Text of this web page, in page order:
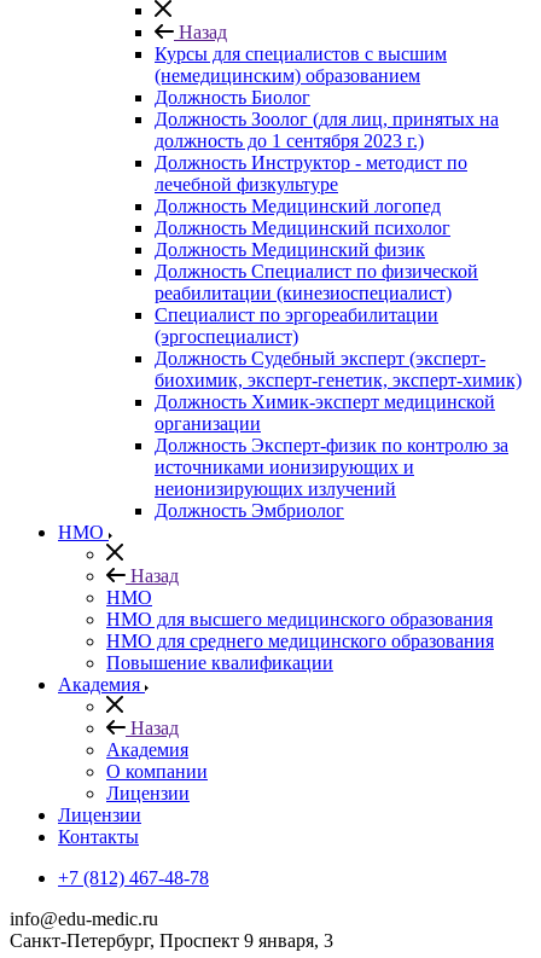
Назад
Курсы для специалистов с высшим
(немедицинским) образованием
Должность Биолог
Должность Зоолог (для лиц, принятых на
должность до 1 сентября 2023 г.)
Должность Инструктор - методист по
лечебной физкультуре
Должность Медицинский логопед
Должность Медицинский психолог
Должность Медицинский физик
Должность Специалист по физической
реабилитации (кинезиоспециалист)
Специалист по эргореабилитации
(эргоспециалист)
Должность Судебный эксперт (эксперт-
биохимик, эксперт-генетик, эксперт-химик)
Должность Химик-эксперт медицинской
организации
Должность Эксперт-физик по контролю за
источниками ионизирующих и
неионизирующих излучений
Должность Эмбриолог
НМО
Назад
НМО
НМО для высшего медицинского образования
НМО для среднего медицинского образования
Повышение квалификации
Академия
Назад
Академия
О компании
Лицензии
Лицензии
Контакты
+7 (812) 467-48-78
info@edu-medic.ru
Санкт-Петербург, Проспект 9 января, 3